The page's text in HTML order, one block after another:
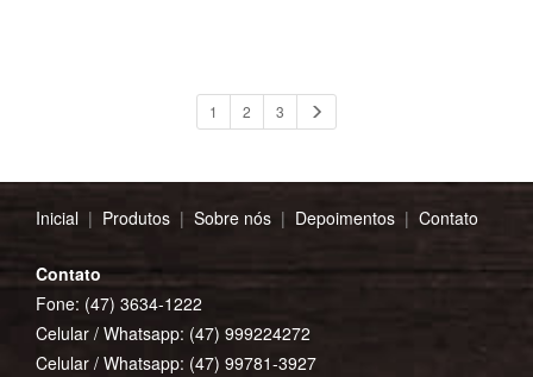
1 2 3
Inicial | Produtos | Sobre nós | Depoimentos | Contato
Contato
Fone: (47) 3634-1222
Celular / Whatsapp: (47) 999224272
Celular / Whatsapp: (47) 99781-3927